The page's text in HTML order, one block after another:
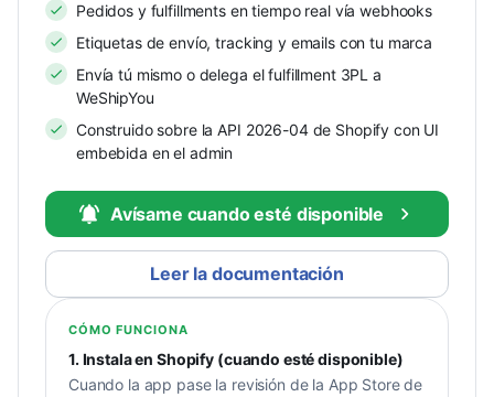
Pedidos y fulfillments en tiempo real vía webhooks
Etiquetas de envío, tracking y emails con tu marca
Envía tú mismo o delega el fulfillment 3PL a
WeShipYou
Construido sobre la API 2026-04 de Shopify con UI
embebida en el admin
Avísame cuando esté disponible
Leer la documentación
CÓMO FUNCIONA
1. Instala en Shopify (cuando esté disponible)
Cuando la app pase la revisión de la App Store de